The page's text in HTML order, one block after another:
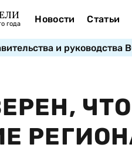
года Новости Статьи
и руководства